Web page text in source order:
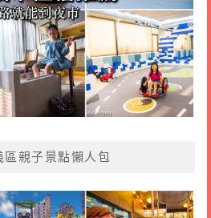
區親子景點懶人包